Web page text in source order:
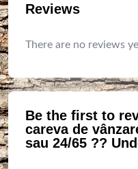
Reviews
There are no reviews
Be the first to
careva de
sau 24/65 ??